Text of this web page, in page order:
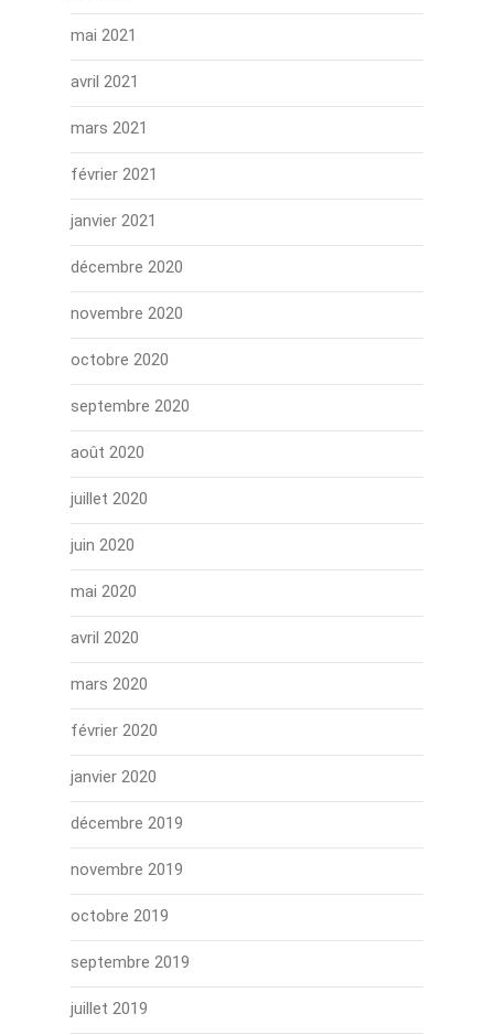
mai 2021
avril 2021
mars 2021
février 2021
janvier 2021
décembre 2020
novembre 2020
octobre 2020
septembre 2020
août 2020
juillet 2020
juin 2020
mai 2020
avril 2020
mars 2020
février 2020
janvier 2020
décembre 2019
novembre 2019
octobre 2019
septembre 2019
juillet 2019